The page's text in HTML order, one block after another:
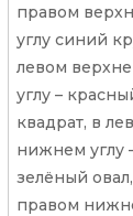
правом
углу синий
левом
углу –
квадрат, в
нижнем углу
зелёный
правом